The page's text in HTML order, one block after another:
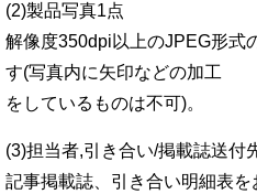
(2)製品写真1点
解像度350dpi以上のJPEG形式
す(写真内に矢印などの加工
をしているものは不可)。
(3)担当者,引き合い/掲載誌送付
記事掲載誌、引き合い明細表